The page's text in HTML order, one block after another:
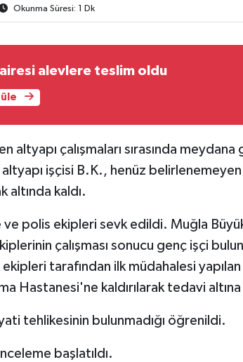
Okunma Süresi: 1 Dk
alevlere teslim oldu
çalışmaları sırasında meydana
işçisi B.K., henüz
altında kaldı.
ve polis ekipleri sevk edildi. Muğla
çalışması sonucu genç işçi
tarafından ilk müdahalesi
Hastanesi'ne kaldırılarak tedavi altına
tehlikesinin bulunmadığı öğrenildi.
başlatıldı.